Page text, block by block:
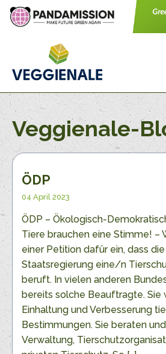
Veggienale-
ÖDP
04 April 2023
ÖDP – Ökologisch-
Tiere brauchen eine Stimme! –
einer Petition dafür ein, dass
Staatsregierung eine/n
beruft. In vielen anderen
bereits solche Beauftragte. Sie
Einhaltung und Verbesserung
Bestimmungen. Sie beraten
Verwaltung,